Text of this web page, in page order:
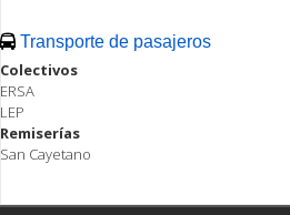
Transporte de pasajeros
Colectivos
ERSA
LEP
Remiserías
San Cayetano